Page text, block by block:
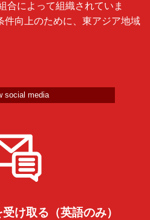
合によって組織されていま
件向上のために、東アジア地域
social media
け取る（英語のみ）